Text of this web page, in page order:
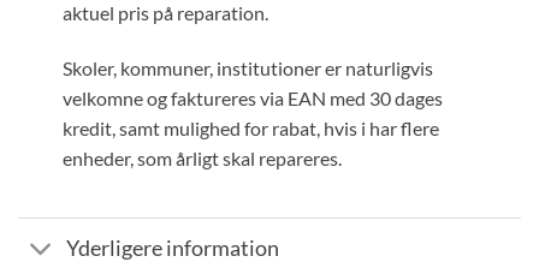
aktuel pris på reparation.
Skoler, kommuner, institutioner er naturligvis
velkomne og faktureres via EAN med 30 dages
kredit, samt mulighed for rabat, hvis i har flere
enheder, som årligt skal repareres.
Yderligere information